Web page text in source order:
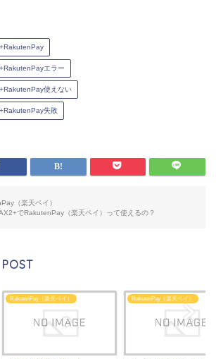
エラー
使えない
失敗
（楽天ペイ）
でRakutenPay（楽天ペイ）って使えるの？
POST
RakutenPay（楽天ペイ） RakutenPay（楽天ペイ）